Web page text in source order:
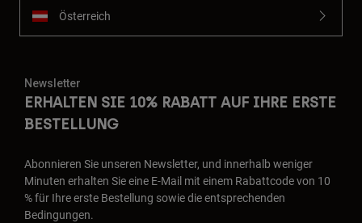
Österreich
Newsletter
ERHALTEN SIE 10% RABATT AUF IHRE ERSTE
BESTELLUNG
Abonnieren Sie unseren Newsletter, und innerhalb weniger
Minuten erhalten Sie eine E-Mail mit einem Rabattcode von 10
% für Ihre erste Bestellung sowie die entsprechenden
Bedingungen.